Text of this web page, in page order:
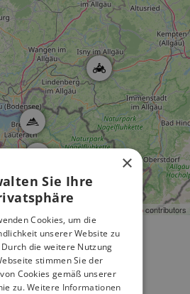
OpenStreetMapcontributors
in der
×
Sie Ihre
Cookies, um die
unserer Website zu
die weitere Nutzung
stimmen Sie der
Cookies gemäß unserer
zu.Weitere Informationen